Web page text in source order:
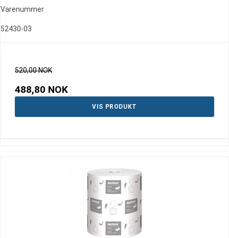
Varenummer
52430-03
520,00 NOK
488,80 NOK
VIS PRODUKT